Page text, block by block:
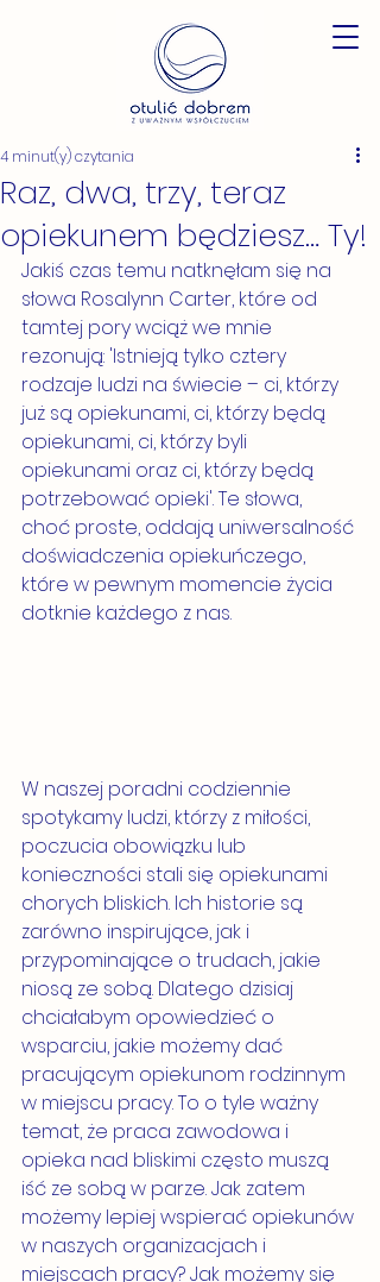
Raz, dwa, trzy, teraz
opiekunem będziesz… Ty!
4 minut(y) czytania
Jakiś czas temu natknęłam się na
słowa Rosalynn Carter, które od
tamtej pory wciąż we mnie
rezonują: 'Istnieją tylko cztery
rodzaje ludzi na świecie – ci, którzy
już są opiekunami, ci, którzy będą
opiekunami, ci, którzy byli
opiekunami oraz ci, którzy będą
potrzebować opieki'. Te słowa,
choć proste, oddają uniwersalność
doświadczenia opiekuńczego,
które w pewnym momencie życia
dotknie każdego z nas.
W naszej poradni codziennie
spotykamy ludzi, którzy z miłości,
poczucia obowiązku lub
konieczności stali się opiekunami
chorych bliskich. Ich historie są
zarówno inspirujące, jak i
przypominające o trudach, jakie
niosą ze sobą. Dlatego dzisiaj
chciałabym opowiedzieć o
wsparciu, jakie możemy dać
pracującym opiekunom rodzinnym
w miejscu pracy. To o tyle ważny
temat, że praca zawodowa i
opieka nad bliskimi często muszą
iść ze sobą w parze. Jak zatem
możemy lepiej wspierać opiekunów
w naszych organizacjach i
miejscach pracy? Jak możemy się